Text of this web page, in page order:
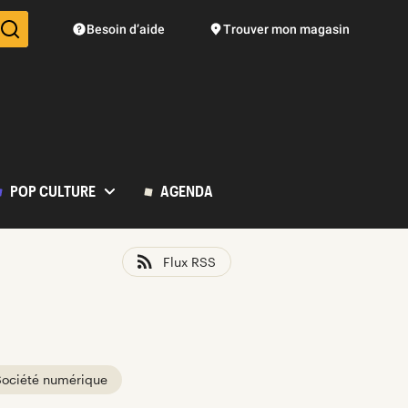
Des suggestions de produits vont vous être proposées
Besoin d’aide Trouver mon magasin
POP CULTURE AGENDA
Flux RSS
numérique